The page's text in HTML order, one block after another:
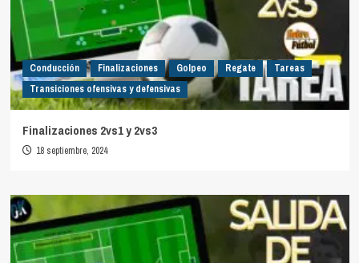
Conducción Finalizaciones Golpeo Regate
Tareas
Transiciones ofensivas y defensivas
Finalizaciones 2vs1 y 2vs3
18 septiembre, 2024